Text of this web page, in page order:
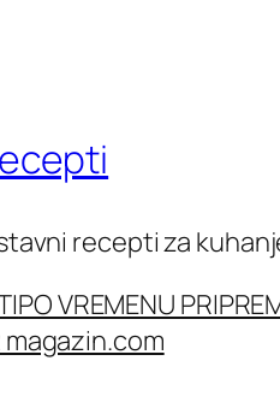
recepti za
PO VREMENU
magazin.com